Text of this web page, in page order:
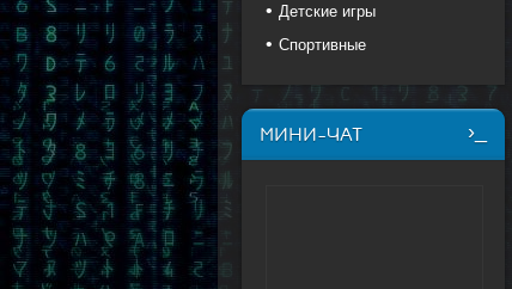
Детские игры
Спортивные
МИНИ-ЧАТ